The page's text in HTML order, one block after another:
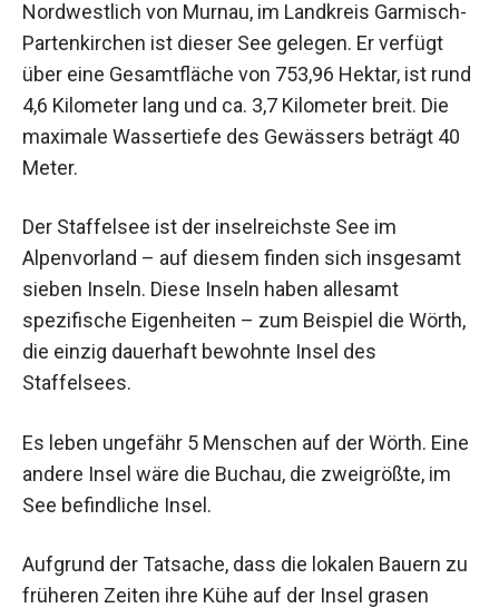
Nordwestlich von Murnau, im Landkreis Garmisch-
Partenkirchen ist dieser See gelegen. Er verfügt
über eine Gesamtfläche von 753,96 Hektar, ist rund
4,6 Kilometer lang und ca. 3,7 Kilometer breit. Die
maximale Wassertiefe des Gewässers beträgt 40
Meter.
Der Staffelsee ist der inselreichste See im
Alpenvorland – auf diesem finden sich insgesamt
sieben Inseln. Diese Inseln haben allesamt
spezifische Eigenheiten – zum Beispiel die Wörth,
die einzig dauerhaft bewohnte Insel des
Staffelsees.
Es leben ungefähr 5 Menschen auf der Wörth. Eine
andere Insel wäre die Buchau, die zweigrößte, im
See befindliche Insel.
Aufgrund der Tatsache, dass die lokalen Bauern zu
früheren Zeiten ihre Kühe auf der Insel grasen